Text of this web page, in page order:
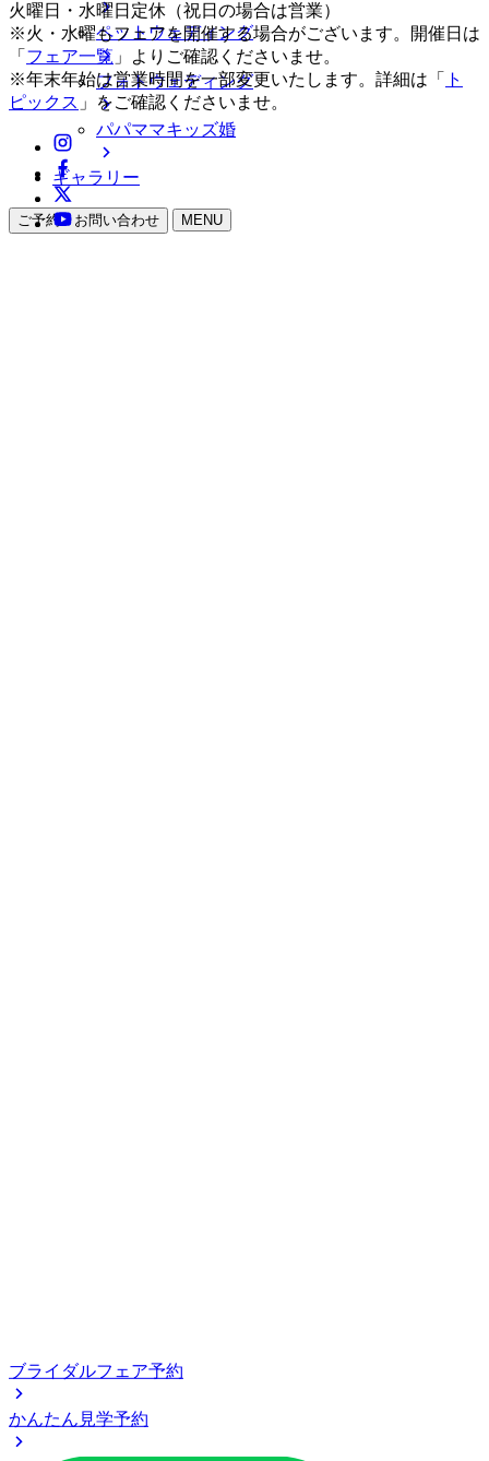
ペットウェディング
フォトウェディング
パパママキッズ婚
ギャラリー
ご予約・お問い合わせ MENU
火曜日・水曜日定休（祝日の場合は営業）
※火・水曜もフェアを開催する場合がございます。開催日は
「 フェア一覧 」よりご確認くださいませ。
※年末年始は営業時間を一部変更いたします。詳細は「
ト
ピックス 」をご確認くださいませ。
ブライダルフェア予約
かんたん見学予約